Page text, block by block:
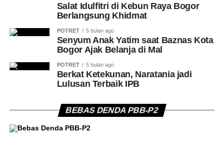
Salat Idulfitri di Kebun Raya Bogor
Berlangsung Khidmat
POTRET 5 bulan ago
Senyum Anak Yatim saat Baznas Kota
Bogor Ajak Belanja di Mal
POTRET 5 bulan ago
Berkat Ketekunan, Naratania jadi
Lulusan Terbaik IPB
BEBAS DENDA PBB-P2